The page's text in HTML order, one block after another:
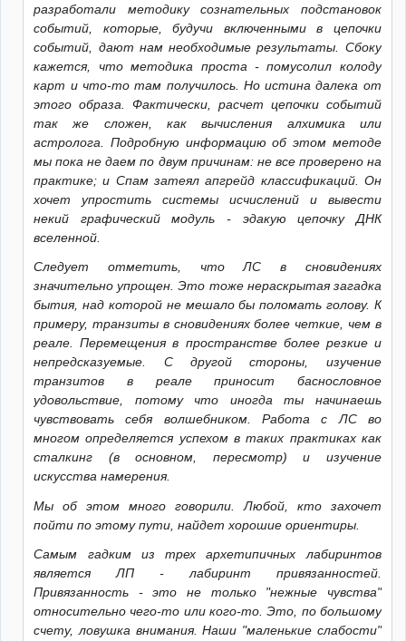
разработали методику сознательных подстановок
событий, которые, будучи включенными в цепочки
событий, дают нам необходимые результаты. Сбоку
кажется, что методика проста - помусолил колоду
карт и что-то там получилось. Но истина далека от
этого образа. Фактически, расчет цепочки событий
так же сложен, как вычисления алхимика или
астролога. Подробную информацию об этом методе
мы пока не даем по двум причинам: не все проверено на
практике; и Спам затеял апгрейд классификаций. Он
хочет упростить системы исчислений и вывести
некий графический модуль - эдакую цепочку ДНК
вселенной.
Следует отметить, что ЛС в сновидениях
значительно упрощен. Это тоже нераскрытая загадка
бытия, над которой не мешало бы поломать голову. К
примеру, транзиты в сновидениях более четкие, чем в
реале. Перемещения в пространстве более резкие и
непредсказуемые. С другой стороны, изучение
транзитов в реале приносит баснословное
удовольствие, потому что иногда ты начинаешь
чувствовать себя волшебником. Работа с ЛС во
многом определяется успехом в таких практиках как
сталкинг (в основном, пересмотр) и изучение
искусства намерения.
Мы об этом много говорили. Любой, кто захочет
пойти по этому пути, найдет хорошие ориентиры.
Самым гадким из трех архетипичных лабиринтов
является ЛП - лабиринт привязанностей.
Привязанность - это не только "нежные чувства"
относительно чего-то или кого-то. Это, по большому
счету, ловушка внимания. Наши "маленькие слабости"